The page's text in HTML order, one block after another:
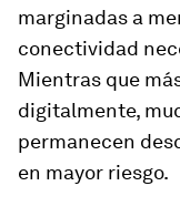
marginadas a
conectividad
Mientras que
digitalmente,
permanecen
en mayor riesgo.